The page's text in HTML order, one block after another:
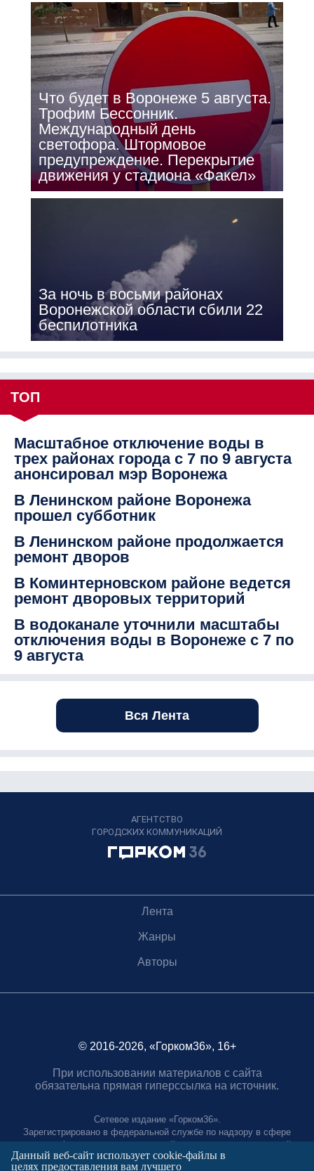
Что будет в Воронеже 5 августа.
Трофим Бессонник.
Международный день
светофора. Штормовое
предупреждение. Перекрытие
движения у стадиона «Факел»
За ночь в восьми районах
Воронежской области сбили 22
беспилотника
ТОП
Масштабное отключение воды в
трех районах города с 7 по 9 августа
анонсировал мэр Воронежа
В Ленинском районе Воронежа
прошел субботник
В Ленинском районе продолжается
ремонт дворов
В Коминтерновском районе ведется
ремонт дворовых территорий
В водоканале уточнили масштабы
отключения воды в Воронеже с 7 по
9 августа
Вся Лента
АГЕНТСТВО
ГОРОДСКИХ КОММУНИКАЦИЙ
Лента
Жанры
Авторы
© 2016-2026, «Горком36», 16+
При использовании материалов с сайта
обязательна прямая гиперссылка на источник.
Сетевое издание «Горком36».
Зарегистрировано в федеральной службе по надзору в сфере
связи, информационных технологий и массовых коммуникаций.
Регистрационный номер ЭЛ № ФС77-88966 от 21 января 2025 г.
Данный веб-сайт использует cookie-файлы в
целях предоставления вам лучшего